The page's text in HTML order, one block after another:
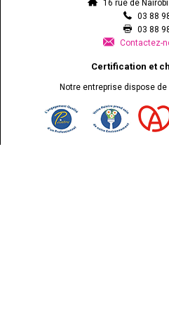
16 rue de
03 88
03 88
Contactez-
Certification et
Notre entreprise dispose